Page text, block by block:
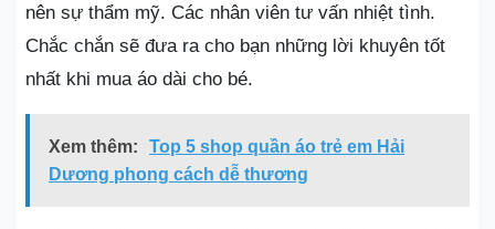
nên sự thẩm mỹ. Các nhân viên tư vấn nhiệt tình.
Chắc chắn sẽ đưa ra cho bạn những lời khuyên tốt
nhất khi mua áo dài cho bé.
Xem thêm:
Top 5 shop quần áo trẻ em Hải
Dương phong cách dễ thương